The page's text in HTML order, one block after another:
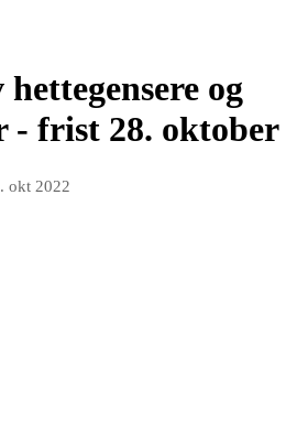
og
- frist 28. oktober
okt 2022